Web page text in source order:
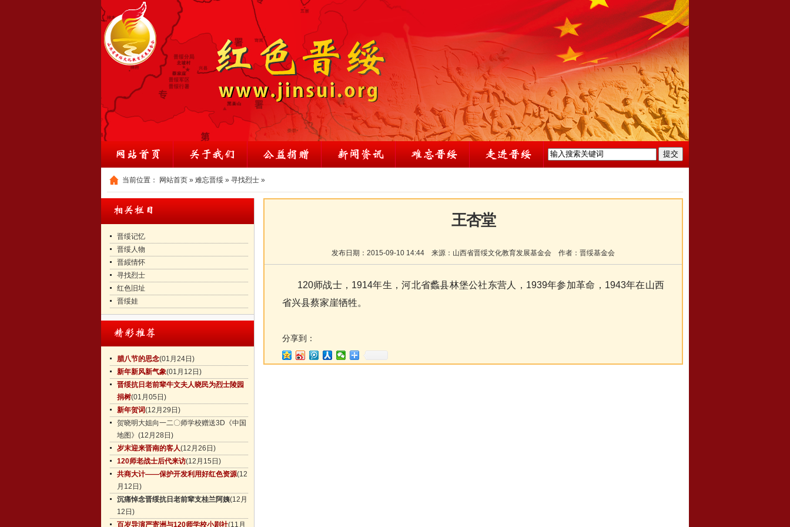
当前位置： 网站首页 » 难忘晋绥 » 寻找烈士 »
晋绥记忆
晋绥人物
晋綏情怀
寻找烈士
红色旧址
晋绥娃
腊八节的思念(01月24日)
新年新风新气象(01月12日)
晋绥抗日老前辈牛文夫人晓民为烈士陵园
捐树(01月05日)
新年贺词(12月29日)
贺晓明大姐向一二〇师学校赠送3D《中国
地图》 (12月28日)
岁末迎来晋南的客人(12月26日)
120师老战士后代来访(12月15日)
共商大计——保护开发利用好红色资源(12
月12日)
沉痛悼念晋绥抗日老前辈支桂兰阿姨(12月
12日)
百岁导演严寄洲与120师学校小剧社(11月
王杏堂
发布日期： 2015-09-10 14:44 来源： 山西省晋绥文化教育发展基金会 作者： 晋绥基金会
120师战士，1914年生，河北省蠡县林堡公社东营人，1939年参加革命，1943年在山西
省兴县蔡家崖牺牲。
分享到：